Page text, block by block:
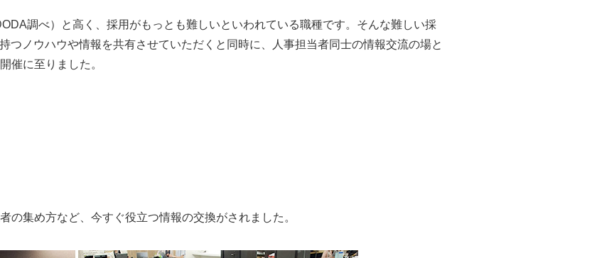
調べ）と高く、採用がもっとも難しいといわれている職種です。そんな難しい採
つノウハウや情報を共有させていただくと同時に、人事担当者同士の情報交流の場と
催に至りました。
の集め方など、今すぐ役立つ情報の交換がされました。